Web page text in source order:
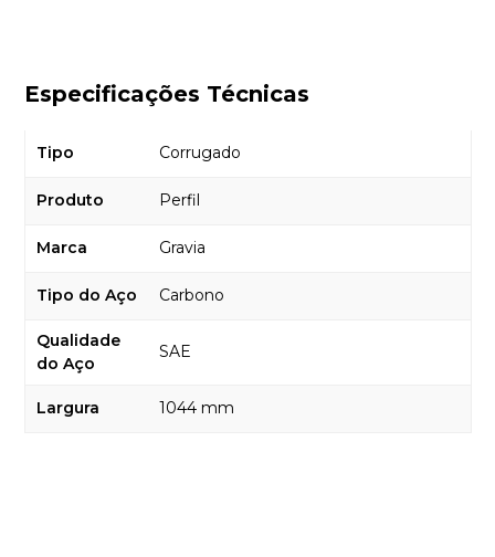
Especificações Técnicas
Tipo Corrugado
Produto Perfil
Marca Gravia
Tipo do Aço Carbono
Qualidade
do Aço
SAE
Largura 1044 mm